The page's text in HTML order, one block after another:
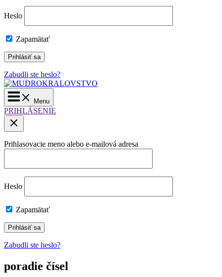
Heslo
Zapamätať
Zabudli ste heslo?
Main
Menu
Menu
PRIHLÁSENIE
Prihlasovacie meno alebo e-mailová adresa
Heslo
Zapamätať
Zabudli ste heslo?
poradie čísel